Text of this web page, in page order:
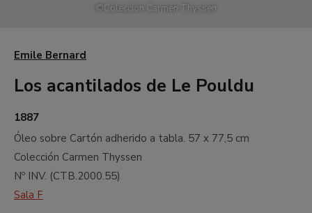
©Colección Carmen Thyssen
Emile Bernard
Los acantilados de Le Pouldu
1887
Óleo sobre Cartón adherido a tabla. 57 x 77,5 cm
Colección Carmen Thyssen
Nº INV. (CTB.2000.55)
Sala F